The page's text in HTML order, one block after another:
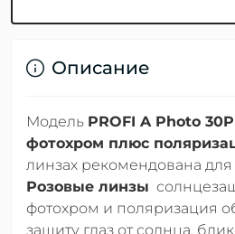
Описание
Модель PROFI A Photo 30P
фотохром плюс
линзах рекомендована для
Розовые линзы
фотохром и поляризация
защиту глаз от солнца,